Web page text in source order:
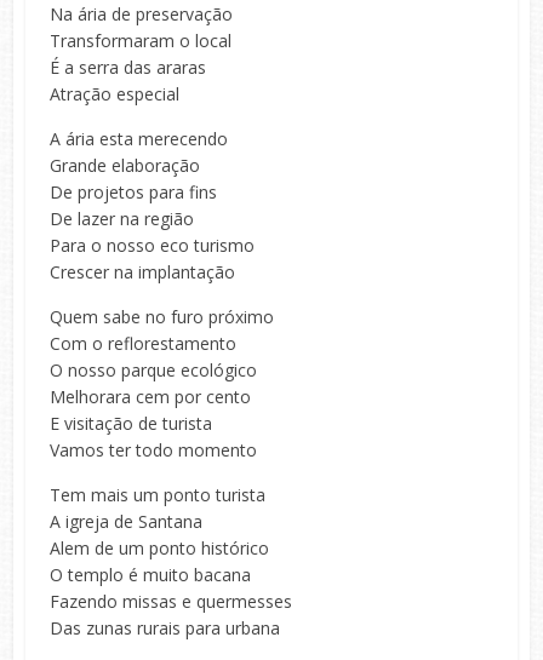
Na ária de preservação
Transformaram o local
É a serra das araras
Atração especial
A ária esta merecendo
Grande elaboração
De projetos para fins
De lazer na região
Para o nosso eco turismo
Crescer na implantação
Quem sabe no furo próximo
Com o reflorestamento
O nosso parque ecológico
Melhorara cem por cento
E visitação de turista
Vamos ter todo momento
Tem mais um ponto turista
A igreja de Santana
Alem de um ponto histórico
O templo é muito bacana
Fazendo missas e quermesses
Das zunas rurais para urbana